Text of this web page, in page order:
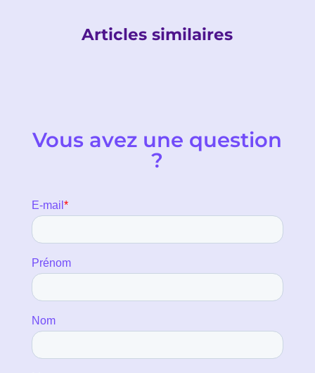
Articles similaires
Vous avez une question
?